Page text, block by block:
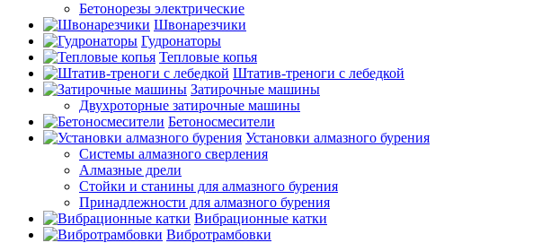
Бетонорезы электрические
Швонарезчики
Гудронаторы
Тепловые копья
Штатив-треноги с лебедкой
Затирочные машины
Двухроторные затирочные машины
Бетоносмесители
Установки алмазного бурения
Системы алмазного сверления
Алмазные дрели
Стойки и станины для алмазного бурения
Принадлежности для алмазного бурения
Вибрационные катки
Вибротрамбовки